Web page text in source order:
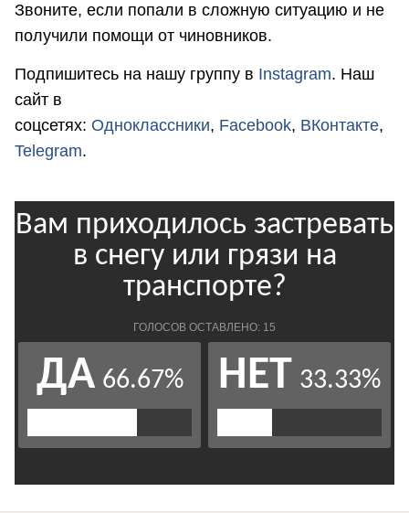
Звоните, если попали в сложную ситуацию и не
получили помощи от чиновников.
Подпишитесь на нашу группу в Instagram. Наш
сайт в
соцсетях: Одноклассники, Facebook, ВКонтакте,
Telegram.